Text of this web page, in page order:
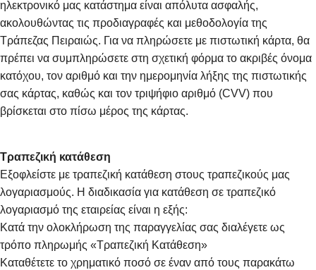
ηλεκτρονικό μας κατάστημα είναι απόλυτα ασφαλής,
ακολουθώντας τις προδιαγραφές και μεθοδολογία της
Τράπεζας Πειραιώς. Για να πληρώσετε με πιστωτική κάρτα, θα
πρέπει να συμπληρώσετε στη σχετική φόρμα το ακριβές όνομα
κατόχου, τον αριθμό και την ημερομηνία λήξης της πιστωτικής
σας κάρτας, καθώς και τον τριψήφιο αριθμό (CVV) που
βρίσκεται στο πίσω μέρος της κάρτας.
Τραπεζική κατάθεση
Εξοφλείστε με τραπεζική κατάθεση στους τραπεζικούς μας
λογαριασμούς. Η διαδικασία για κατάθεση σε τραπεζικό
λογαριασμό της εταιρείας είναι η εξής:
Κατά την ολοκλήρωση της παραγγελίας σας διαλέγετε ως
τρόπο πληρωμής «Τραπεζική Κατάθεση»
Καταθέτετε το χρηματικό ποσό σε έναν από τους παρακάτω